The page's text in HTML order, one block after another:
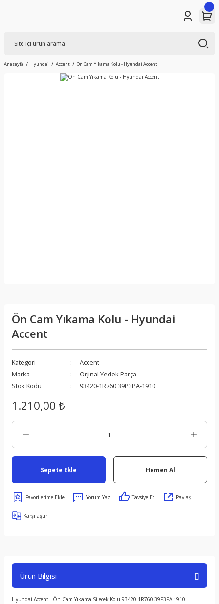
Anasayfa Hyundai Accent Ön Cam Yıkama Kolu - Hyundai Accent
Ön Cam Yıkama Kolu - Hyundai
Accent
Kategori
Accent
Marka
Orjinal Yedek Parça
Stok Kodu
93420-1R760 39P3PA-1910
1.210,00 ₺
Sepete Ekle Hemen Al
Yorum Yaz Tavsiye Et Paylaş
Karşılaştır
Ürün Bilgisi
Hyundai Accent - Ön Cam Yıkama Silecek Kolu 93420-1R760 39P3PA-1910